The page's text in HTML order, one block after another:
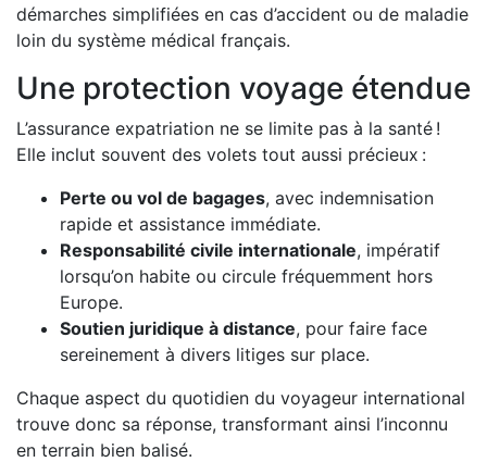
démarches simplifiées en cas d’accident ou de maladie
loin du système médical français.
Une protection voyage étendue
L’assurance expatriation ne se limite pas à la santé !
Elle inclut souvent des volets tout aussi précieux :
Perte ou vol de bagages, avec indemnisation
rapide et assistance immédiate.
Responsabilité civile internationale, impératif
lorsqu’on habite ou circule fréquemment hors
Europe.
Soutien juridique à distance, pour faire face
sereinement à divers litiges sur place.
Chaque aspect du quotidien du voyageur international
trouve donc sa réponse, transformant ainsi l’inconnu
en terrain bien balisé.